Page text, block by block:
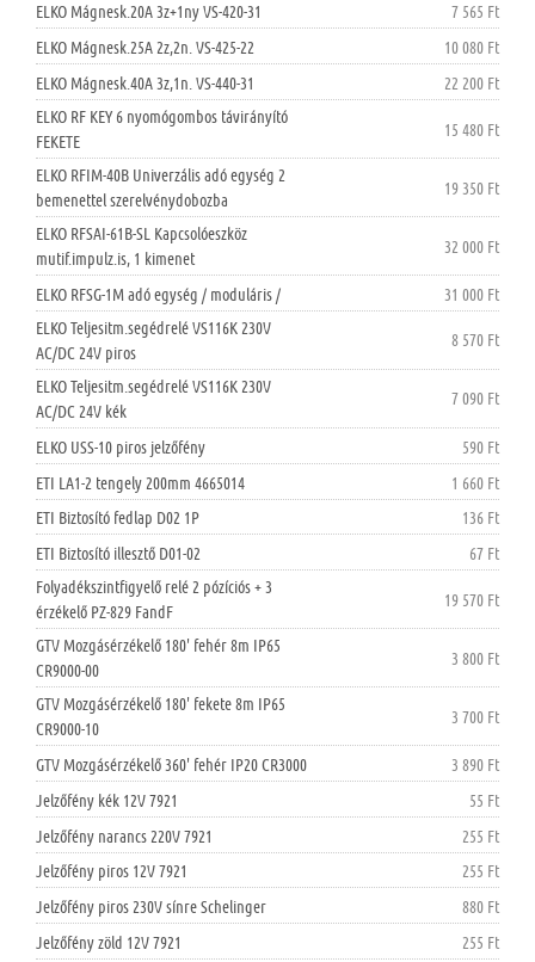
ELKO Mágnesk.20A 3z+1ny VS-420-31
7 565 Ft
ELKO Mágnesk.25A 2z,2n. VS-425-22
10 080 Ft
ELKO Mágnesk.40A 3z,1n. VS-440-31
22 200 Ft
ELKO RF KEY 6 nyomógombos távirányító
FEKETE
15 480 Ft
ELKO RFIM-40B Univerzális adó egység 2
bemenettel szerelvénydobozba
19 350 Ft
ELKO RFSAI-61B-SL Kapcsolóeszköz
mutif.impulz.is, 1 kimenet
32 000 Ft
ELKO RFSG-1M adó egység / moduláris /
31 000 Ft
ELKO Teljesitm.segédrelé VS116K 230V
AC/DC 24V piros
8 570 Ft
ELKO Teljesitm.segédrelé VS116K 230V
AC/DC 24V kék
7 090 Ft
ELKO USS-10 piros jelzőfény
590 Ft
ETI LA1-2 tengely 200mm 4665014
1 660 Ft
ETI Biztosító fedlap D02 1P
136 Ft
ETI Biztosító illesztő D01-02
67 Ft
Folyadékszintfigyelő relé 2 pózíciós + 3
érzékelő PZ-829 FandF
19 570 Ft
GTV Mozgásérzékelő 180' fehér 8m IP65
CR9000-00
3 800 Ft
GTV Mozgásérzékelő 180' fekete 8m IP65
CR9000-10
3 700 Ft
GTV Mozgásérzékelő 360' fehér IP20 CR3000
3 890 Ft
Jelzőfény kék 12V 7921
55 Ft
Jelzőfény narancs 220V 7921
255 Ft
Jelzőfény piros 12V 7921
255 Ft
Jelzőfény piros 230V sínre Schelinger
880 Ft
Jelzőfény zöld 12V 7921
255 Ft